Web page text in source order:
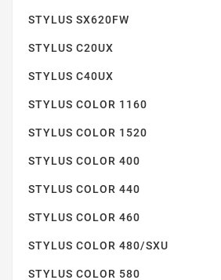
STYLUS SX610FW
STYLUS SX620FW
STYLUS C20UX
STYLUS C40UX
STYLUS COLOR 1160
STYLUS COLOR 1520
STYLUS COLOR 400
STYLUS COLOR 440
STYLUS COLOR 460
STYLUS COLOR 480/SXU
STYLUS COLOR 580